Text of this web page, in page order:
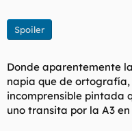
Spoiler
Donde aparentemente
napia que de
incomprensible pintada
uno transita por la A3